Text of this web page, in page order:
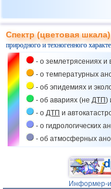
Спектр (цветовая
природного и техногенного
- о землетрясениях и
- о температурных
- об эпидемиях и
- об авариях (не ДТП)
- о ДТП и
- о гидрологических
- об атмосферных
Информер-